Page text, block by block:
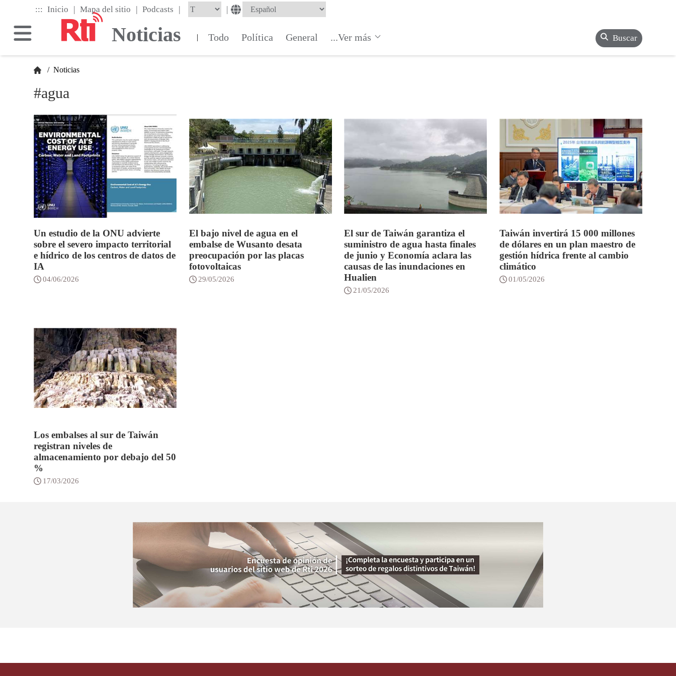
main
content
::: Inicio | Mapa del sitio | Podcasts | |
Noticias | Todo Política General ...Ver más Buscar
/ Noticias
#agua
Un estudio de la ONU advierte
sobre el severo impacto territorial
e hídrico de los centros de datos de
IA
04/06/2026
El bajo nivel de agua en el
embalse de Wusanto desata
preocupación por las placas
fotovoltaicas
29/05/2026
El sur de Taiwán garantiza el
suministro de agua hasta finales
de junio y Economía aclara las
causas de las inundaciones en
Hualien
21/05/2026
Taiwán invertirá 15 000 millones
de dólares en un plan maestro de
gestión hídrica frente al cambio
climático
01/05/2026
Los embalses al sur de Taiwán
registran niveles de
almacenamiento por debajo del 50
%
17/03/2026